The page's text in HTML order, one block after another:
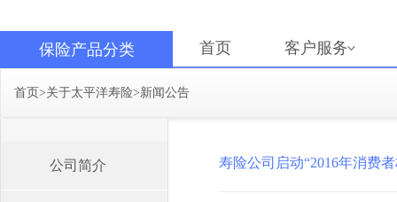
保险产品分类 首页 客户服务
首页>关于太平洋寿险>新闻公告
公司简介 寿险公司启动“2016年消费